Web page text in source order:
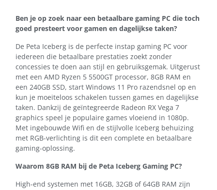
Ben je op zoek naar een betaalbare gaming PC die toch
goed presteert voor gamen en dagelijkse taken?
De Peta Iceberg is de perfecte instap gaming PC voor
iedereen die betaalbare prestaties zoekt zonder
concessies te doen aan stijl en gebruiksgemak. Uitgerust
met een AMD Ryzen 5 5500GT processor, 8GB RAM en
een 240GB SSD, start Windows 11 Pro razendsnel op en
kun je moeiteloos schakelen tussen games en dagelijkse
taken. Dankzij de geïntegreerde Radeon RX Vega 7
graphics speel je populaire games vloeiend in 1080p.
Met ingebouwde Wifi en de stijlvolle Iceberg behuizing
met RGB-verlichting is dit een complete en betaalbare
gaming-oplossing.
Waarom 8GB RAM bij de Peta Iceberg Gaming PC?
High-end systemen met 16GB, 32GB of 64GB RAM zijn